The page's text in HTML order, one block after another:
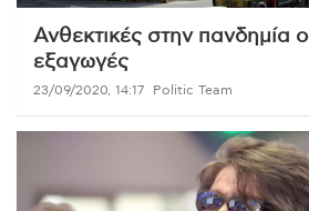
Ανθεκτικές στην πανδημία
εξαγωγές
23/09/2020, 14:17 Politic Team